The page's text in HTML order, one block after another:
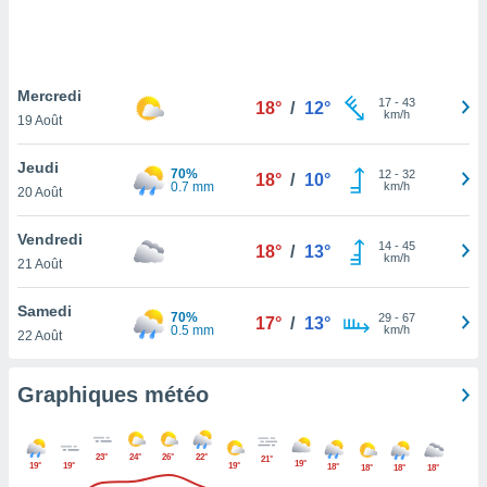
pas
de
cas,
que
sur le
ne
Mercredi
19 Août
18° / 12° 17- 43
km/h
Jeudi
20 Août
70%
0.7 mm
18° / 10° 12- 32
km/h
Vendredi
21 Août
18° / 13° 14- 45
km/h
Samedi
22 Août
70%
0.5 mm
17° / 13° 29- 67
km/h
Graphiques météo
19° 19°
23° 24° 26°
22°
19°
21° 19° 18° 18° 18° 18°